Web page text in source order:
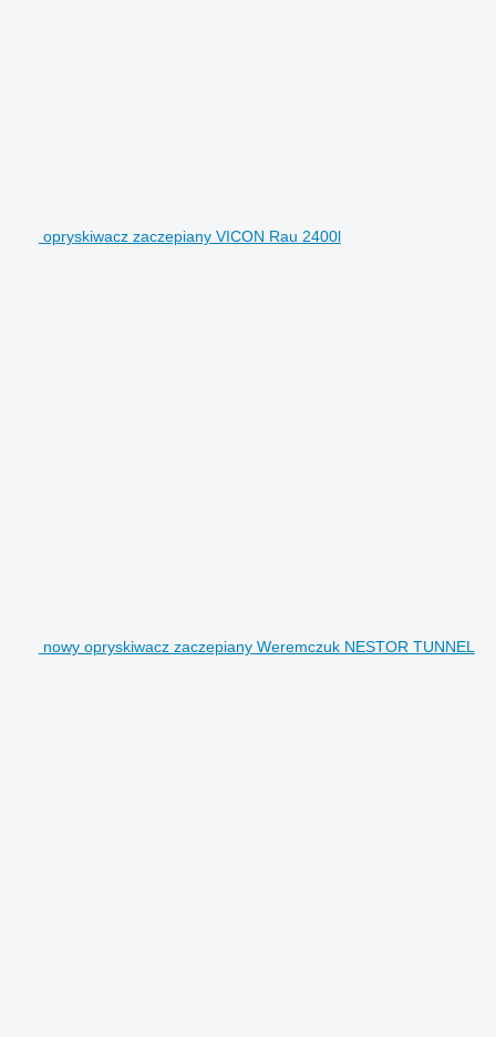
opryskiwacz zaczepiany VICON Rau 2400l
nowy opryskiwacz zaczepiany Weremczuk NESTOR TUNNEL